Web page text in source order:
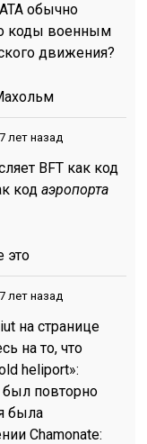
обычно
коды военным
движения?
лет назад
BFT как код
кодаэропорта
это
лет назад
на странице
на то, что
heliport»:
повторно
была
Chamonate: